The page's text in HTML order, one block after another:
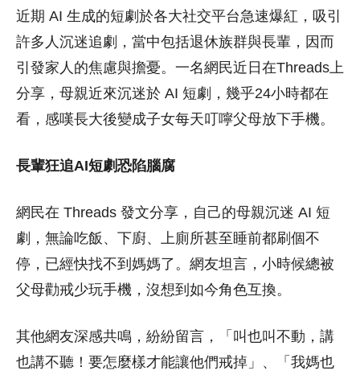
近期 AI 生成的短劇於各大社交平台急速爆紅，吸引
許多人沉迷追劇，當中包括退休族群與長輩，因而
引發家人的焦慮與擔憂。一名網民近日在Threads上
分享，母親近來沉迷於 AI 短劇，幾乎24小時都在
看，感嘆長大後變成子女每天叮嚀父母放下手機。
長輩狂追AI短劇恐陷腦腐
網民在 Threads 發文分享，自己的母親沉迷 AI 短
劇，無論吃飯、下廚、上廁所甚至睡前都刷個不
停，已經快找不到媽媽了。網友坦言，小時候總被
父母勸戒少玩手機，沒想到如今角色互換。
其他網友深感共鳴，紛紛留言，「叫也叫不動，講
也講不聽！要怎麼樣才能讓他們戒掉」、「我媽也